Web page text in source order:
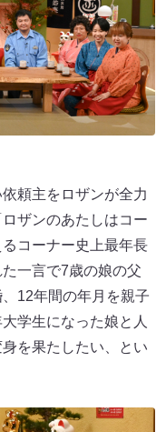
頼主をロザンが全力
ザンのあたしはコー
コーナー史上最年長
一言で7歳の娘の父
12年間の年月を親子
学生になった娘と人
を果たしたい、とい